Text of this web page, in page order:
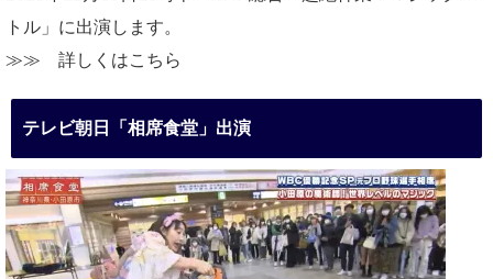
トル」に出演します。
≫≫ 詳しくはこちら
テレビ朝日「相席食堂」出演